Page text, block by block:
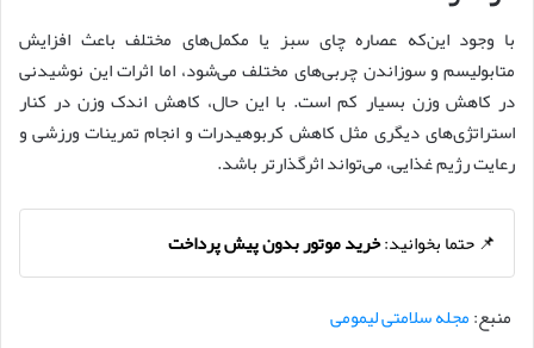
با وجود این‌که عصاره چای سبز یا مکمل‌های مختلف باعث افزایش
متابولیسم و سوزاندن چربی‌های مختلف می‌شود، اما اثرات این نوشیدنی
در کاهش وزن بسیار کم است. با این حال، کاهش اندک وزن در کنار
استراتژی‌های دیگری مثل کاهش کربوهیدرات و انجام تمرینات ورزشی و
رعایت رژیم غذایی، می‌تواند اثرگذارتر باشد.
📌 حتما بخوانید:خرید موتور بدون پیش پرداخت
منبع:مجله سلامتی لیمومی